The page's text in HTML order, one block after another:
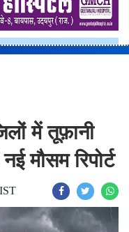
में तूफ़ानी
मौसम रिपोर्ट